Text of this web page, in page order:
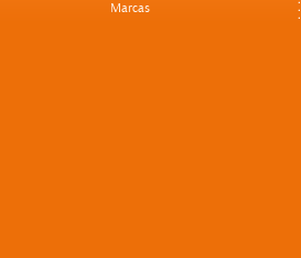
Marcas